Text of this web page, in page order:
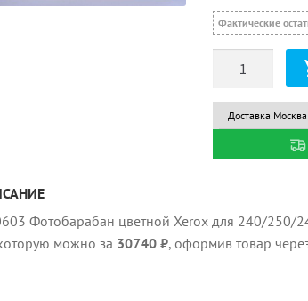
Фактические
Доставка
Фотобарабан цветной Xerox для 240/250/
можно за 30740 ₽, оформив товар